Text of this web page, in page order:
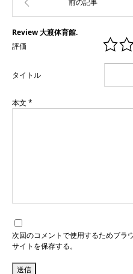
Review 大渡体育館.
評価
タイトル
本文 *
次回のコメントで使用するためブラ
サイトを保存する。